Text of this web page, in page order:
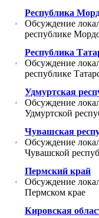
Республика
Обсуждение
республике
Республика
Обсуждение
республике
Удмуртская
Обсуждение
Удмуртской
Чувашская
Обсуждение
Чувашской
Пермский край
Обсуждение
Пермском крае
Кировская